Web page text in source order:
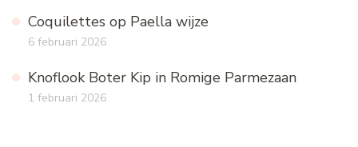
Coquilettes op Paella wijze
6 februari 2026
Knoflook Boter Kip in Romige Parmezaan
1 februari 2026